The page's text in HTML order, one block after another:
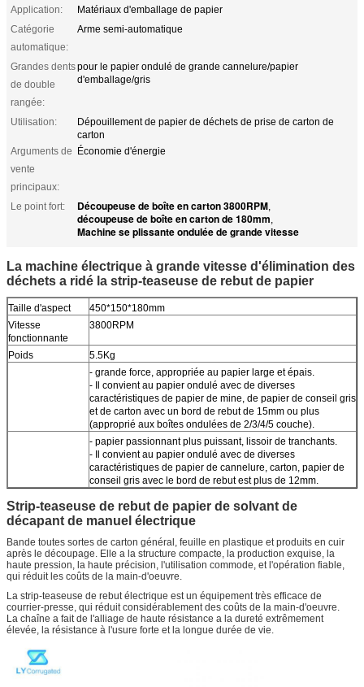
Application:
Matériaux d'emballage de papier
Catégorie
automatique:
Arme semi-automatique
Grandes dents
de double
rangée:
pour le papier ondulé de grande cannelure/papier
d'emballage/gris
Utilisation:
Dépouillement de papier de déchets de prise de carton de
carton
Arguments de
vente
principaux:
Économie d'énergie
Le point fort: Découpeuse de boîte en carton 3800RPM,
découpeuse de boîte en carton de 180mm,
Machine se plissante ondulée de grande vitesse
La machine électrique à grande vitesse d'élimination des
déchets a ridé la strip-teaseuse de rebut de papier
Taille d'aspect
450*150*180mm
Vitesse
fonctionnante
3800RPM
Poids
5.5Kg
- grande force, appropriée au papier large et épais.
- Il convient au papier ondulé avec de diverses
caractéristiques de papier de mine, de papier de conseil gris
et de carton avec un bord de rebut de 15mm ou plus
(approprié aux boîtes ondulées de 2/3/4/5 couche).
- papier passionnant plus puissant, lissoir de tranchants.
- Il convient au papier ondulé avec de diverses
caractéristiques de papier de cannelure, carton, papier de
conseil gris avec le bord de rebut est plus de 12mm.
Strip-teaseuse de rebut de papier de solvant de
décapant de manuel électrique
Bande toutes sortes de carton général, feuille en plastique et produits en cuir
après le découpage. Elle a la structure compacte, la production exquise, la
haute pression, la haute précision, l'utilisation commode, et l'opération fiable,
qui réduit les coûts de la main-d'oeuvre.
La strip-teaseuse de rebut électrique est un équipement très efficace de
courrier-presse, qui réduit considérablement des coûts de la main-d'oeuvre.
La chaîne a fait de l'alliage de haute résistance a la dureté extrêmement
élevée, la résistance à l'usure forte et la longue durée de vie.